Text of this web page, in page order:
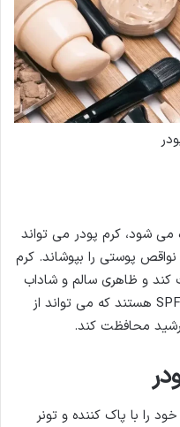
می شود، کرم پودر می تواند
پوستی را بپوشاند. کرم
کند و ظاهری سالم و شاداب
ایجاد کند. برخی از کرم پودرها حاوی SPF هستند که می تواند از
محافظت کند.
را با پاک کننده و تونر